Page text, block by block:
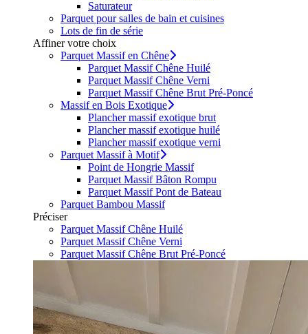
Saturateur
Parquet pour salles de bain et cuisines
Lots de fin de série
Affiner votre choix
Parquet Massif en Chêne
Parquet Massif Chêne Huilé
Parquet Massif Chêne Verni
Parquet Massif Chêne Brut Pré-Poncé
Massif en Bois Exotique
Plancher massif exotique brut
Plancher massif exotique huilé
Plancher massif exotique verni
Parquet Massif à Motif
Point de Hongrie Massif
Parquet Massif Bâton Rompu
Parquet Massif Pont de Bateau
Parquet Bambou Massif
Préciser
Parquet Massif Chêne Huilé
Parquet Massif Chêne Verni
Parquet Massif Chêne Brut Pré-Poncé